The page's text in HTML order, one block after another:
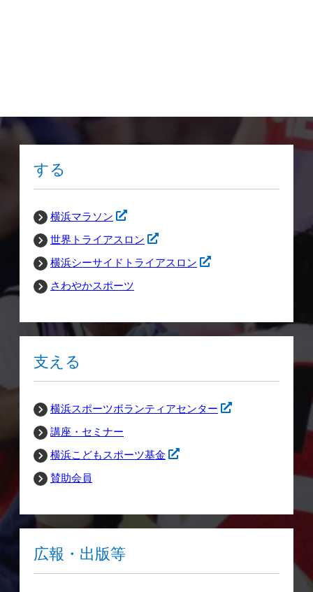
する
横浜マラソン
世界トライアスロン
横浜シーサイドトライアスロン
さわやかスポーツ
支える
横浜スポーツボランティアセンター
講座・セミナー
横浜こどもスポーツ基金
賛助会員
広報・出版等